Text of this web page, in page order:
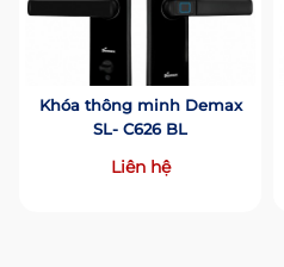
Khóa thông minh Demax
SL- C626 BL
Liên hệ